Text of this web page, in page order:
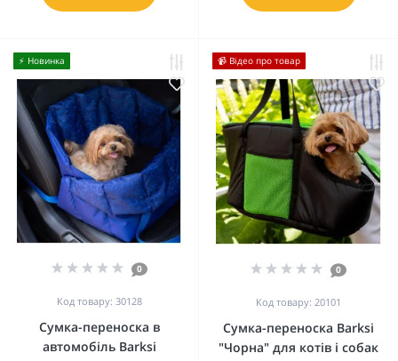
⚡️ Новинка
0
Код товару: 30128
Сумка-переноска в
автомобіль Barksi
📹 Відео про товар
0
Код товару: 20101
Сумка-переноска Barksi
"Чорна" для котів і собак